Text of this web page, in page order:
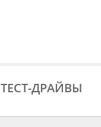
ТЕСТ-ДРАЙВЫ